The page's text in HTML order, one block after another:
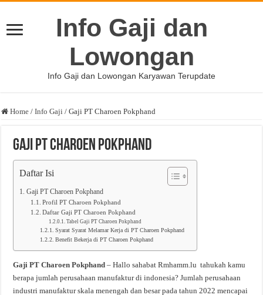
Info Gaji dan
Lowongan
Info Gaji dan Lowongan Karyawan Terupdate
Home / Info Gaji / Gaji PT Charoen Pokphand
Gaji PT Charoen Pokphand
Daftar Isi
Gaji PT Charoen Pokphand
Profil PT Charoen Pokphand
Daftar Gaji PT Charoen Pokphand
Tabel Gaji PT Charoen Pokphand
Syarat Syarat Melamar Kerja di PT Charoen Pokphand
Benefit Bekerja di PT Charoen Pokphand
Gaji PT Charoen Pokphand – Hallo sahabat Rmhamm.lu tahukah kamu
berapa jumlah perusahaan manufaktur di indonesia? Jumlah perusahaan
industri manufaktur skala menengah dan besar pada tahun 2022 mencapai